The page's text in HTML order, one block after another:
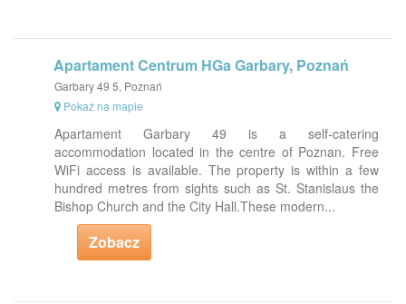
Apartament Centrum HGa Garbary, Poznań
Garbary 49 5, Poznań
Pokaż na mapie
Apartament Garbary 49 is a self-catering
accommodation located in the centre of Poznan. Free
WiFi access is available. The property is within a few
hundred metres from sights such as St. Stanislaus the
Bishop Church and the City Hall.These modern...
Zobacz